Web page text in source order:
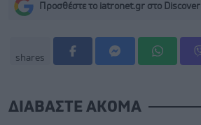
Προσθέστε το iatronet.gr στο Discover
shares
ΔΙΑΒΑΣΤΕ ΑΚΟΜΑ